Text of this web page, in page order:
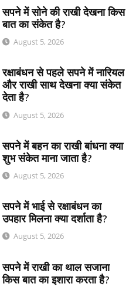
सपने में सोने की राखी देखना किस
बात का संकेत है?
August 5, 2026
रक्षाबंधन से पहले सपने में नारियल
और राखी साथ देखना क्या संकेत
देता है?
August 5, 2026
सपने में बहन का राखी बांधना क्या
शुभ संकेत माना जाता है?
August 5, 2026
सपने में भाई से रक्षाबंधन का
उपहार मिलना क्या दर्शाता है?
August 5, 2026
सपने में राखी का थाल सजाना
किस बात का इशारा करता है?